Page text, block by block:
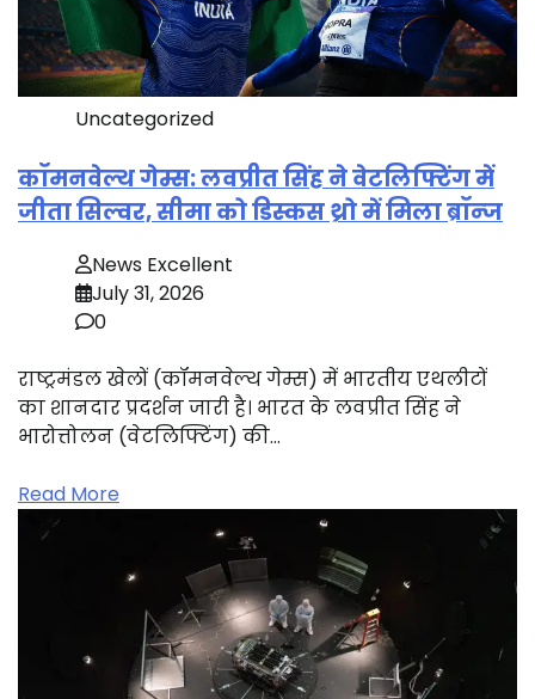
Uncategorized
कॉमनवेल्थ गेम्स: लवप्रीत सिंह ने वेटलिफ्टिंग में
जीता सिल्वर, सीमा को डिस्कस थ्रो में मिला ब्रॉन्ज
News Excellent
July 31, 2026
0
राष्ट्रमंडल खेलों (कॉमनवेल्थ गेम्स) में भारतीय एथलीटों
का शानदार प्रदर्शन जारी है। भारत के लवप्रीत सिंह ने
भारोत्तोलन (वेटलिफ्टिंग) की…
Read More